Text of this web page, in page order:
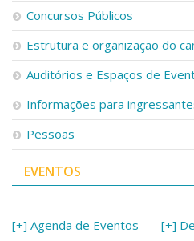
Serviços
Bibliotecas
Apoio ao Estudante
Segurança, Trânsito e
RH, Administrativo e
Outros serviços
Comunicação
Assessorias e Mídias
Aplicativos e Sites
Jornal da USP
Agenda de Eventos
Defesa de Teses
Concursos Públicos
Estrutura e organização do
Auditórios e Espaços de
Informações para
Pessoas
EVENTOS
[+] Agenda de Eventos [+]